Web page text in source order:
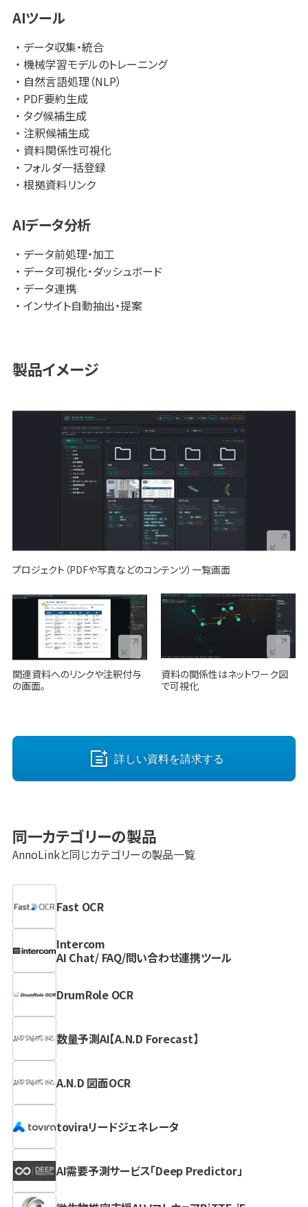
が要約やタグ候補を提示し、担当者が内容を確認・修正・採
できます。
あわせて、フォルダ単位での資料一括登録にも対応していま
す。案件単位、顧客単位、設備単位、部署単位、教育テーマ単
位などで資料をまとめて取り込み、後から注釈・タグ・リンク
を整理していくワークフローが可能です。登録された資料、注
釈、タグ、リンクの関係性はネットワーク図として可視化され、
どの資料がどの業務、案件、確認事項、過去事例と関係して
いるかを把握しやすくなります。
■ 文書管理システムとの共存
AnnoLinkは、既存の文書管理システムや検索ツールを置き
換えるものではありません。文書管理システムが正式文書の
保管、承認、版管理を担うのに対し、AnnoLinkは、業務の中で
必要な情報へ辿りやすくする補完的な役割を果たします。キ
ーワード検索だけに頼るのではなく、資料の該当箇所から関
連資料や判断根拠へ辿れる点が特徴です。
釈・タグ・リンクを残すことで、「どの資料を見るべきか」「この
情報は何に関係しているか」といったノウハウを組織の共有
■ 導入環境
サーバはWindows 11環境のLANまたはVPN上に設置し、利
用者は一般的なブラウザ、ChromeやSafariなどからアクセス
可能です。既存の資料資産を活かしながら、よく参照する資
料、引き継ぎで迷いやすい業務、問い合わせが多い情報、確認
作業に時間がかかる資料群などから、スモールスタートで導
AIツール
データ収集・統合
機械学習モデルのトレーニング
自然言語処理（NLP）
PDF要約生成
タグ候補生成
注釈候補生成
資料関係性可視化
フォルダ一括登録
根拠資料リンク
AIデータ分析
データ前処理・加工
データ可視化・ダッシュボード
データ連携
インサイト自動抽出・提案
製品イメージ
プロジェクト（PDFや写真などのコンテンツ）一覧画面
関連資料へのリンクや注釈付与
の画面。
資料の関係性はネットワーク図
で可視化
詳しい資料を請求する
同一カテゴリーの製品
AnnoLinkと同じカテゴリーの製品一覧
Fast OCR
Intercom
AI Chat/ FAQ/問い合わせ連携ツール
DrumRole OCR
数量予測AI【A.N.D Forecast】
A.N.D 図面OCR
toviraリードジェネレータ
AI需要予測サービス「Deep Predictor」